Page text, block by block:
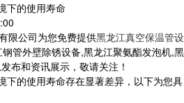
下的使用寿命
限公司为您免费提供黑龙江真空保温管设
管外壁除锈设备,黑龙江聚氨酯发泡机,黑
布和资讯展示，敬请关注！
下的使用寿命存在显著差异，以下为您具